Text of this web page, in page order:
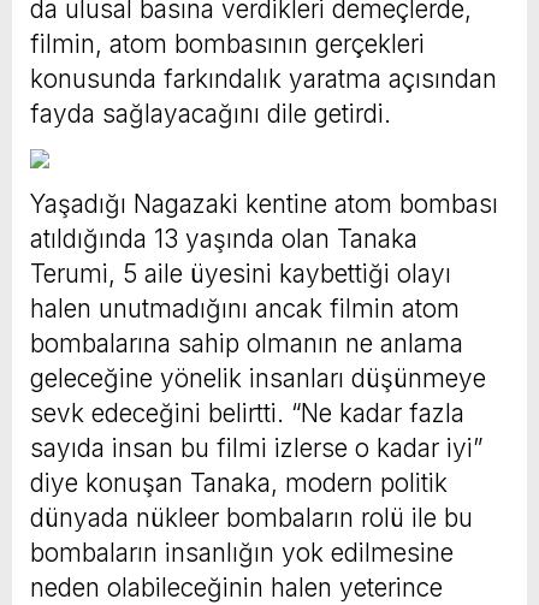
da ulusal basına verdikleri demeçlerde,
filmin, atom bombasının gerçekleri
konusunda farkındalık yaratma açısından
fayda sağlayacağını dile getirdi.
Yaşadığı Nagazaki kentine atom bombası
atıldığında 13 yaşında olan Tanaka
Terumi, 5 aile üyesini kaybettiği olayı
halen unutmadığını ancak filmin atom
bombalarına sahip olmanın ne anlama
geleceğine yönelik insanları düşünmeye
sevk edeceğini belirtti. “Ne kadar fazla
sayıda insan bu filmi izlerse o kadar iyi”
diye konuşan Tanaka, modern politik
dünyada nükleer bombaların rolü ile bu
bombaların insanlığın yok edilmesine
neden olabileceğinin halen yeterince